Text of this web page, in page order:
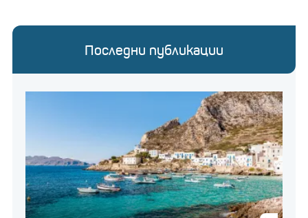
Последни публикации